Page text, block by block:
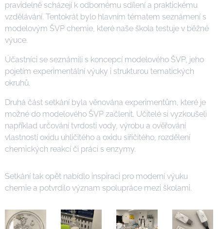
pravidelně scházejí k odbornému sdílení a praktickému
vzdělávání. Tentokrát bylo hlavním tématem seznámení s
modelovým ŠVP chemie, které naše škola testuje v běžné
výuce.
Účastníci se seznámili s koncepcí modelového ŠVP, jeho
pojetím experimentální výuky i strukturou tematických
okruhů.
Druhá část setkání byla věnována experimentům, které je
možné do modelového ŠVP začlenit. Učitelé si vyzkoušeli
například určování tvrdosti vody, výrobu a ověřování
vlastností oxidu uhličitého a oxidu siřičitého, rozdělení
chemických reakcí či práci s enzymy.
Setkání tak opět nabídlo inspiraci pro moderní výuku
chemie a potvrdilo význam spolupráce mezi školami.